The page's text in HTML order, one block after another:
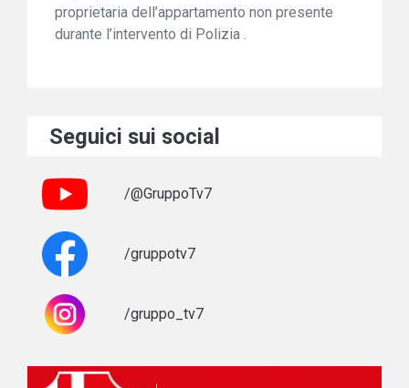
proprietaria dell’appartamento non presente
durante l’intervento di Polizia .
Seguici sui social
/@GruppoTv7
/gruppotv7
/gruppo_tv7